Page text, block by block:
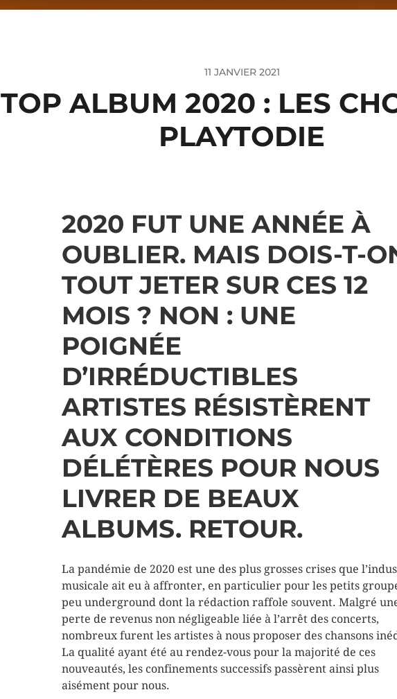
11 JANVIER 2021
TOP ALBUM 2020 : LES
PLAYTODIE
2020 FUT UNE ANNÉE À
OUBLIER. MAIS DOIS-T-
TOUT JETER SUR CES 12
MOIS ? NON : UNE
POIGNÉE
D’IRRÉDUCTIBLES
ARTISTES RÉSISTÈRENT
AUX CONDITIONS
DÉLÉTÈRES POUR NOUS
LIVRER DE BEAUX
ALBUMS. RETOUR.
La pandémie de 2020 est une des plus grosses crises que
musicale ait eu à affronter, en particulier pour les petits
peu underground dont la rédaction raffole souvent. Malgré
perte de revenus non négligeable liée à l’arrêt des concerts,
nombreux furent les artistes à nous proposer des chansons
La qualité ayant été au rendez-vous pour la majorité de ces
nouveautés, les confinements successifs passèrent ainsi plus
aisément pour nous.